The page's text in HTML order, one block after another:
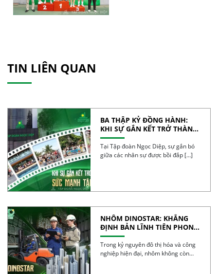
TIN LIÊN QUAN
BA THẬP KỶ ĐỒNG HÀNH:
KHI SỰ GẮN KẾT TRỞ THÀNH
SỨC MẠNH TẬP THỂ
Tại Tập đoàn Ngọc Diệp, sự gắn bó
giữa các nhân sự được bồi đắp […]
NHÔM DINOSTAR: KHẲNG
ĐỊNH BẢN LĨNH TIÊN PHONG
VÀ CHẤT LƯỢNG CỦA NHÔM
VIỆT
Trong kỷ nguyên đô thị hóa và công
nghiệp hiện đại, nhôm không còn